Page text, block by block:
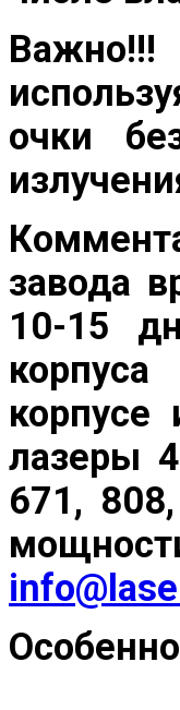
очки
завода
10-15
лазеры
671,